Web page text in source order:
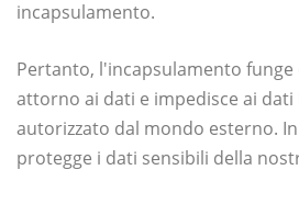
incapsulamento.
Pertanto, l'incapsulamento
attorno ai dati e impedisce ai dati
autorizzato dal mondo esterno.
protegge i dati sensibili della